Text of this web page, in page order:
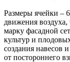
Размеры ячейки –
движения воздуха,
марку фасадной
культур и
создания навесов
от постороннего